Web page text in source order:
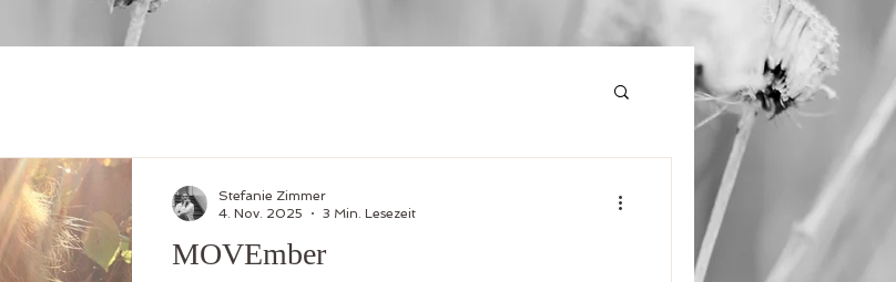
MOVEmber
Stefanie Zimmer
4. Nov. 2025
3 Min. Lesezeit